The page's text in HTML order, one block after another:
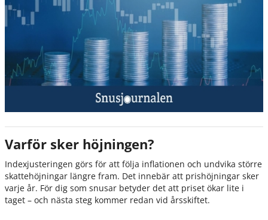
Varför sker höjningen?
Indexjusteringen görs för att följa inflationen och undvika större
skattehöjningar längre fram. Det innebär att prishöjningar sker
varje år. För dig som snusar betyder det att priset ökar lite i
taget – och nästa steg kommer redan vid årsskiftet.